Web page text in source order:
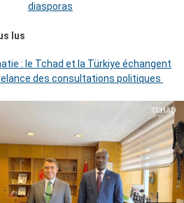
diasporas
lus
: le Tchad et la Türkiye échangent
des consultations politiques